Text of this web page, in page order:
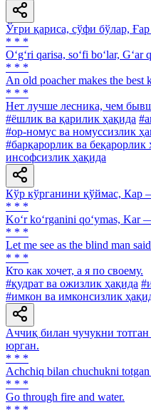
Ўғри қариса, сўфи бўлар,
* * *
O‘g‘ri qarisa, so‘fi bo‘lar,
* * *
An old poacher makes the best
* * *
Нет лучше лесника, чем
#ёшлик ва қарилик ҳақида
#ор-номус ва номуссизлик
#барқарорлик ва беқарорлик
инсофсизлик ҳақида
Кўр кўрганини қўймас, Кар
* * *
Ko‘r ko‘rganini qo‘ymas, Kar
* * *
Let me see as the blind man
* * *
Кто как хочет, а я по своему.
#қудрат ва ожизлик ҳақида
#имкон ва имконсизлик
Аччиқ билан чучукни
юрган.
* * *
Achchiq bilan chuchukni
* * *
Go through fire and water.